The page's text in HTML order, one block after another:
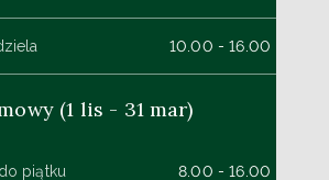
10.00 - 16.00
(1 lis - 31 mar)
piątku 8.00 - 16.00